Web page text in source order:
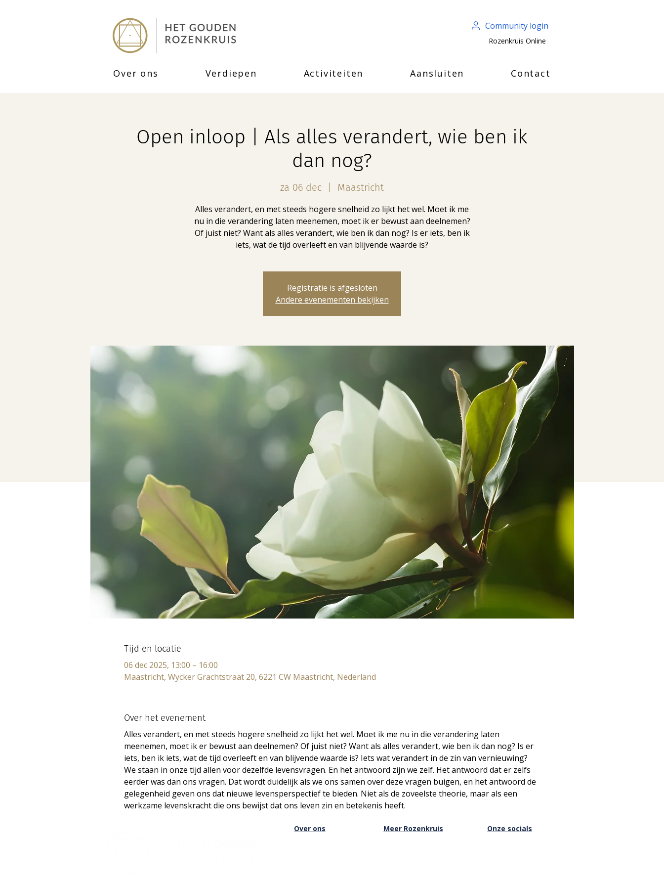
Community login
Rozenkruis Online
Over ons Verdiepen Activiteiten Aansluiten Contact
Open inloop | Als alles verandert, wie ben ik
dan nog?
za 06 dec Maastricht
Alles verandert, en met steeds hogere snelheid zo lijkt het wel. Moet ik me
nu in die verandering laten meenemen, moet ik er bewust aan deelnemen?
Of juist niet? Want als alles verandert, wie ben ik dan nog? Is er iets, ben ik
iets, wat de tijd overleeft en van blijvende waarde is?
Registratie is afgesloten
Andere evenementen bekijken
Tijd en locatie
06 dec 2025, 13:00 – 16:00
Maastricht, Wycker Grachtstraat 20, 6221 CW Maastricht, Nederland
Over het evenement
Alles verandert, en met steeds hogere snelheid zo lijkt het wel. Moet ik me nu in die verandering laten
meenemen, moet ik er bewust aan deelnemen? Of juist niet? Want als alles verandert, wie ben ik dan nog? Is er
iets, ben ik iets, wat de tijd overleeft en van blijvende waarde is? Iets wat verandert in de zin van vernieuwing?
We staan in onze tijd allen voor dezelfde levensvragen. En het antwoord zijn we zelf. Het antwoord dat er zelfs
eerder was dan ons vragen. Dat wordt duidelijk als we ons samen over deze vragen buigen, en het antwoord de
gelegenheid geven ons dat nieuwe levensperspectief te bieden. Niet als de zoveelste theorie, maar als een
werkzame levenskracht die ons bewijst dat ons leven zin en betekenis heeft.
Over ons
Meer Rozenkruis
Onze socials